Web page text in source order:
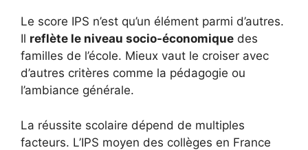
Le score IPS n’est qu’un élément parmi d’autres.
Il reflète le niveau socio-économique des
familles de l’école. Mieux vaut le croiser avec
d’autres critères comme la pédagogie ou
l’ambiance générale.
La réussite scolaire dépend de multiples
facteurs. L’IPS moyen des collèges en France